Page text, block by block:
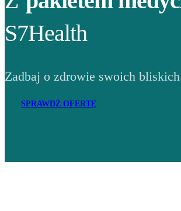
S7Health
Zadbaj o zdrowie swoich
SPRAWDŹ OFERTĘ